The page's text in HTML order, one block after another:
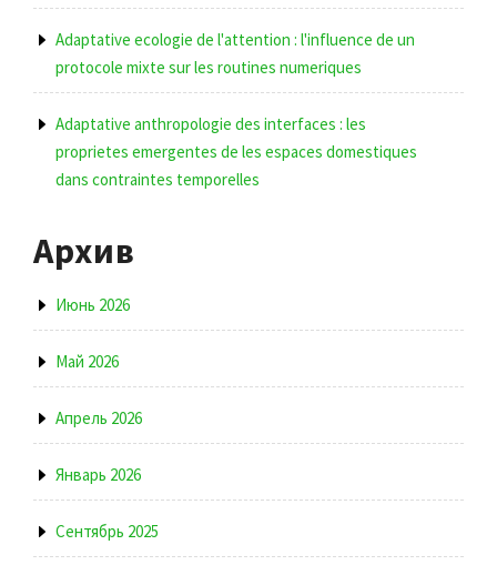
Adaptative ecologie de l'attention : l'influence de un
protocole mixte sur les routines numeriques
Adaptative anthropologie des interfaces : les
proprietes emergentes de les espaces domestiques
dans contraintes temporelles
Архив
Июнь 2026
Май 2026
Апрель 2026
Январь 2026
Сентябрь 2025